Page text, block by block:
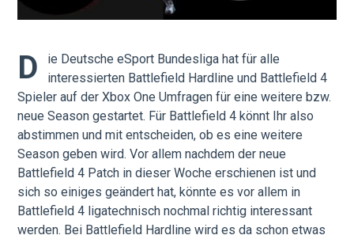
D
ie Deutsche eSport Bundesliga hat für alle
interessierten Battlefield Hardline und Battlefield 4
Spieler auf der Xbox One Umfragen für eine weitere bzw.
neue Season gestartet. Für Battlefield 4 könnt Ihr also
abstimmen und mit entscheiden, ob es eine weitere
Season geben wird. Vor allem nachdem der neue
Battlefield 4 Patch in dieser Woche erschienen ist und
sich so einiges geändert hat, könnte es vor allem in
Battlefield 4 ligatechnisch nochmal richtig interessant
werden. Bei Battlefield Hardline wird es da schon etwas